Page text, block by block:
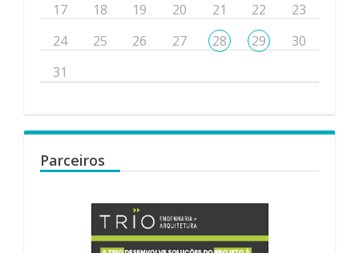
17
18 19 20 21 22
23
24
25 26 27 28 29
30
31
Parceiros